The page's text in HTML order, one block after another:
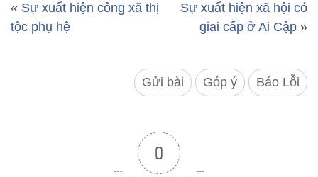
« Sự xuất hiện công xã thị
tộc phụ hệ
Sự xuất hiện xã hội có
giai cấp ở Ai Cập »
Gửi bài Góp ý Báo Lỗi
0